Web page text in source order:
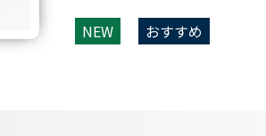
NEW
おすすめ